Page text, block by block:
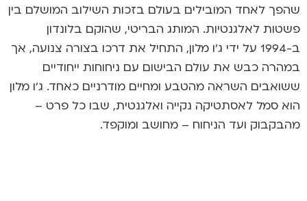
שהפך לאחד המובילים בעולם בזכות השילוב המושלם בין
פשטות לאלגנטיות. המותג הבריטי, שהוקם בלונדון
ב-1994 על ידי ג'ו מלון, התחיל את דרכו בצורה צנועה, אך
במהרה כבש את עולם הבישום עם ניחוחות ייחודיים
ששואבים השראה מהטבע ומחיים מודרניים כאחד. ג'ו מלון
הוא סמל לאסתטיקה נקייה ואלגנטית, שבו כל פרט –
מהבקבוק ועד הניחוח – מחושב ומוקפד.